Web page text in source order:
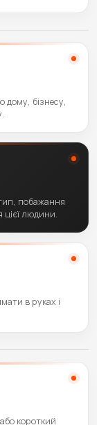
дому, бізнесу,
побажання
людини.
в руках і
короткий